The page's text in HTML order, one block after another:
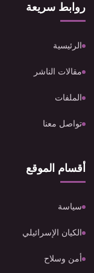
روابط سريعة
الرئيسية
مقالات الناشر
الملفات
تواصل معنا
أقسام الموقع
سياسة
الكيان الإسرائيلي
أمن وسلاح